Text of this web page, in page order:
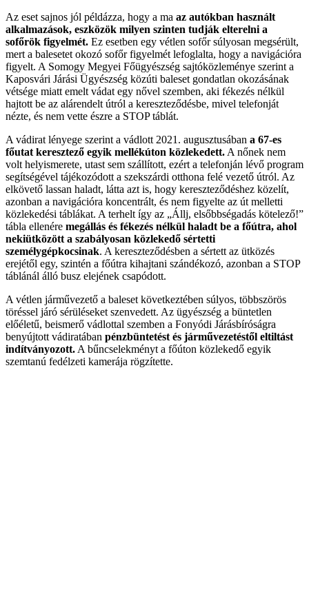
Az eset sajnos jól példázza, hogy a ma az autókban használt
alkalmazások, eszközök milyen szinten tudják elterelni a
sofőrök figyelmét. Ez esetben egy vétlen sofőr súlyosan megsérült,
mert a balesetet okozó sofőr figyelmét lefoglalta, hogy a navigációra
figyelt. A Somogy Megyei Főügyészség sajtóközleménye szerint a
Kaposvári Járási Ügyészség közúti baleset gondatlan okozásának
vétsége miatt emelt vádat egy nővel szemben, aki fékezés nélkül
hajtott be az alárendelt útról a kereszteződésbe, mivel telefonját
nézte, és nem vette észre a STOP táblát.
A vádirat lényege szerint a vádlott 2021. augusztusában a 67-es
főutat keresztező egyik mellékúton közlekedett. A nőnek nem
volt helyismerete, utast sem szállított, ezért a telefonján lévő program
segítségével tájékozódott a szekszárdi otthona felé vezető útról. Az
elkövető lassan haladt, látta azt is, hogy kereszteződéshez közelít,
azonban a navigációra koncentrált, és nem figyelte az út melletti
közlekedési táblákat. A terhelt így az „Állj, elsőbbségadás kötelező!”
tábla ellenére megállás és fékezés nélkül haladt be a főútra, ahol
nekiütközött a szabályosan közlekedő sértetti
személygépkocsinak. A kereszteződésben a sértett az ütközés
erejétől egy, szintén a főútra kihajtani szándékozó, azonban a STOP
táblánál álló busz elejének csapódott.
A vétlen járművezető a baleset következtében súlyos, többszörös
töréssel járó sérüléseket szenvedett. Az ügyészség a büntetlen
előéletű, beismerő vádlottal szemben a Fonyódi Járásbíróságra
benyújtott vádiratában pénzbüntetést és járművezetéstől eltiltást
indítványozott. A bűncselekményt a főúton közlekedő egyik
szemtanú fedélzeti kamerája rögzítette.